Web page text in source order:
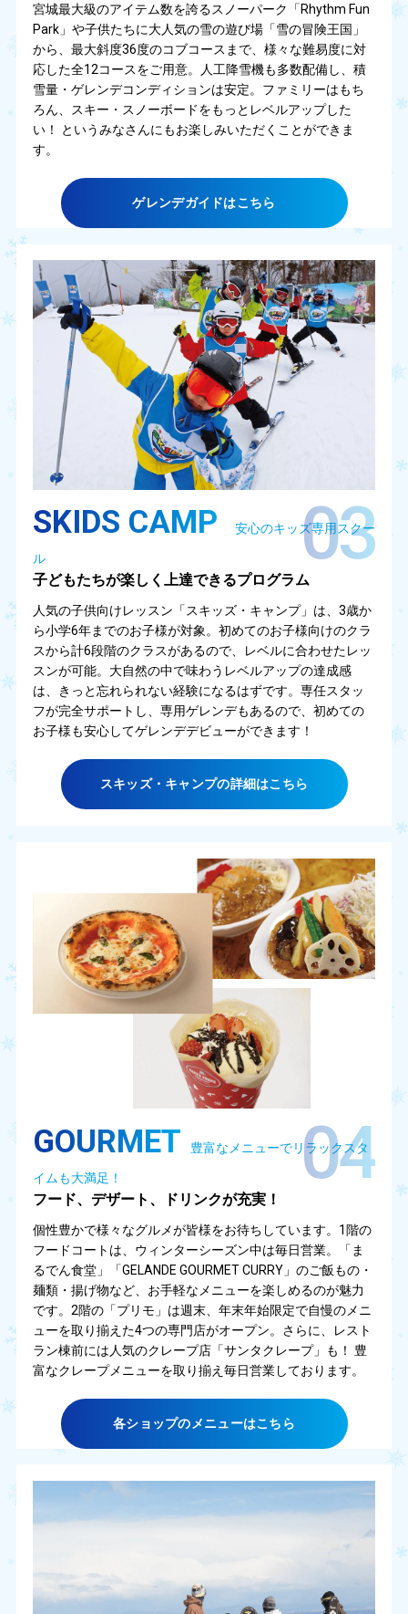
宮城最大級のアイテム数を誇るスノーパーク「Rhythm Fun
Park」や子供たちに大人気の雪の遊び場「雪の冒険王国」
から、最大斜度36度のコブコースまで、様々な難易度に対
応した全12コースをご用意。人工降雪機も多数配備し、積
雪量・ゲレンデコンディションは安定。ファミリーはもち
ろん、スキー・スノーボードをもっとレベルアップした
い！ というみなさんにもお楽しみいただくことができま
す。
ゲレンデガイドはこちら
03
SKIDS CAMP 安心のキッズ専用スクー
ル
子どもたちが楽しく上達できるプログラム
人気の子供向けレッスン「スキッズ・キャンプ」は、3歳か
ら小学6年までのお子様が対象。初めてのお子様向けのクラ
スから計6段階のクラスがあるので、レベルに合わせたレッ
スンが可能。大自然の中で味わうレベルアップの達成感
は、きっと忘れられない経験になるはずです。専任スタッ
フが完全サポートし、専用ゲレンデもあるので、初めての
お子様も安心してゲレンデデビューができます！
スキッズ・キャンプの詳細はこちら
04
GOURMET 豊富なメニューでリラックスタ
イムも大満足！
フード、デザート、ドリンクが充実！
個性豊かで様々なグルメが皆様をお待ちしています。1階の
フードコートは、ウィンターシーズン中は毎日営業。「ま
るでん食堂」「GELANDE GOURMET CURRY」のご飯もの・
麺類・揚げ物など、お手軽なメニューを楽しめるのが魅力
です。2階の「プリモ」は週末、年末年始限定で自慢のメニ
ューを取り揃えた4つの専門店がオープン。さらに、レスト
ラン棟前には人気のクレープ店「サンタクレープ」も！ 豊
富なクレープメニューを取り揃え毎日営業しております。
各ショップのメニューはこちら